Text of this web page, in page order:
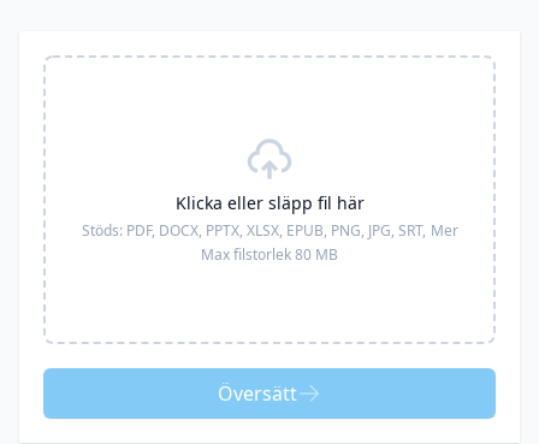
Klicka eller släpp fil här
Stöds: PDF, DOCX, PPTX, XLSX, EPUB, PNG, JPG, SRT, Mer
Max filstorlek 80 MB
Översätt